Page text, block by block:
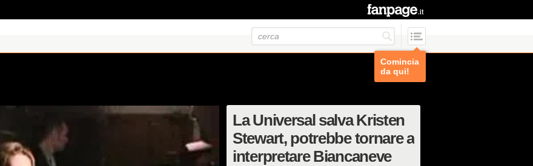
Comincia
da qui!
La Universal salva Kristen
Stewart, potrebbe tornare a
interpretare Biancaneve